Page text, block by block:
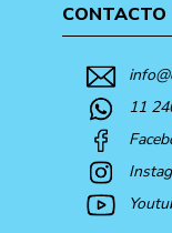
CONTACTO
11